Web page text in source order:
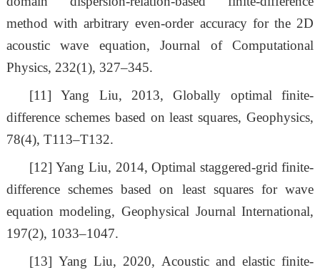
method with arbitrary even-order accuracy for the 2D
acoustic wave equation, Journal of Computational
Physics, 232(1), 327–345.
[11]Yang Liu, 2013, Globally optimal finite-
difference schemes based on least squares, Geophysics,
78(4), T113–T132.
[12]Yang Liu, 2014, Optimal staggered-grid finite-
difference schemes based on least squares for wave
equation modeling, Geophysical Journal International,
197(2), 1033–1047.
[13]Yang Liu, 2020, Acoustic and elastic finite-